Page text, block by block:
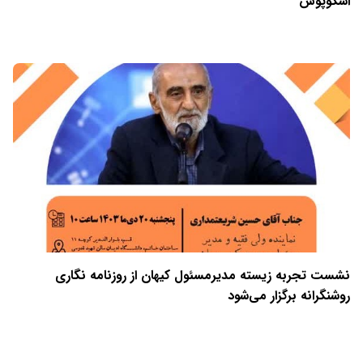
نشست تجربه زیسته مدیرمسئول کیهان از روزنامه نگاری
روشنگرانه برگزار می‌شود